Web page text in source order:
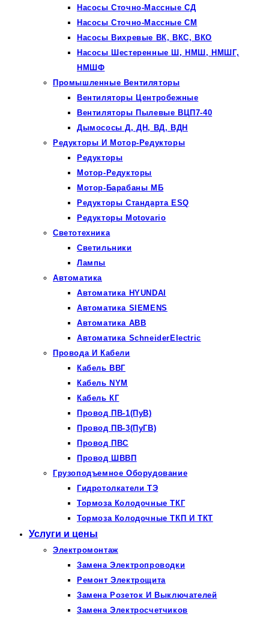
Насосы Сточно-Массные СД
Насосы Сточно-Массные СМ
Насосы Вихревые ВК, ВКС, ВКО
Насосы Шестеренные Ш, НМШ, НМШГ,
НМШФ
Промышленные Вентиляторы
Вентиляторы Центробежные
Вентиляторы Пылевые ВЦП7-40
Дымососы Д, ДН, ВД, ВДН
Редукторы И Мотор-Редукторы
Редукторы
Мотор-Редукторы
Мотор-Барабаны МБ
Редукторы Стандарта ESQ
Редукторы Motovario
Светотехника
Светильники
Лампы
Автоматика
Автоматика HYUNDAI
Автоматика SIEMENS
Автоматика ABB
Автоматика SchneiderElectric
Провода И Кабели
Кабель ВВГ
Кабель NYM
Кабель КГ
Провод ПВ-1(ПуВ)
Провод ПВ-3(ПуГВ)
Провод ПВС
Провод ШВВП
Грузоподъемное Оборудование
Гидротолкатели ТЭ
Тормоза Колодочные ТКГ
Тормоза Колодочные ТКП И ТКТ
Услуги и цены
Электромонтаж
Замена Электропроводки
Ремонт Электрощита
Замена Розеток И Выключателей
Замена Электросчетчиков